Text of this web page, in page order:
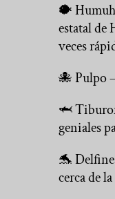
🐡
estatal de
veces
🐙 Pulpo
🦈
geniales
🐬
cerca de